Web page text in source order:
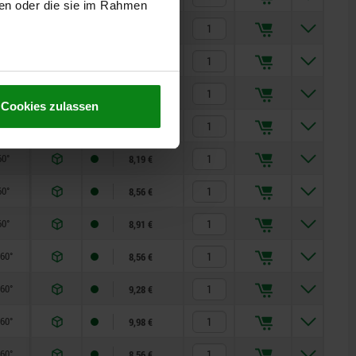
oder die sie im Rahmen
Cookies zulassen
8,91 €
8,19 €
8,56 €
8,91 €
8,56 €
9,28 €
9,98 €